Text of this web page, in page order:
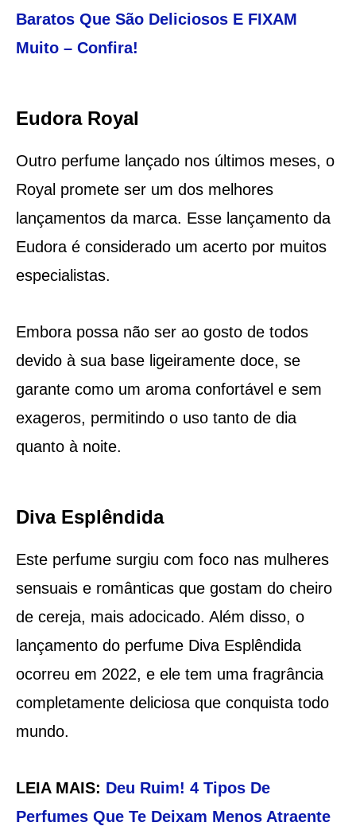
Baratos Que São Deliciosos E FIXAM
Muito – Confira!
Eudora Royal
Outro perfume lançado nos últimos meses, o
Royal promete ser um dos melhores
lançamentos da marca. Esse lançamento da
Eudora é considerado um acerto por muitos
especialistas.
Embora possa não ser ao gosto de todos
devido à sua base ligeiramente doce, se
garante como um aroma confortável e sem
exageros, permitindo o uso tanto de dia
quanto à noite.
Diva Esplêndida
Este perfume surgiu com foco nas mulheres
sensuais e românticas que gostam do cheiro
de cereja, mais adocicado. Além disso, o
lançamento do perfume Diva Esplêndida
ocorreu em 2022, e ele tem uma fragrância
completamente deliciosa que conquista todo
mundo.
LEIA MAIS: Deu Ruim! 4 Tipos De
Perfumes Que Te Deixam Menos Atraente